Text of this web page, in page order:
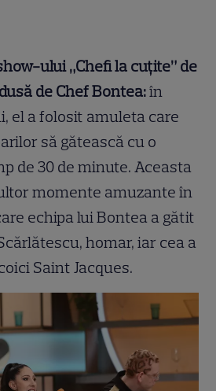
ului „Chefi la cuțite” de
de Chef Bontea:în
el a folosit amuleta care
să gătească cu o
de 30 de minute. Aceasta
momente amuzante în
echipa lui Bontea a gătit
homar, iar cea a
Saint Jacques.